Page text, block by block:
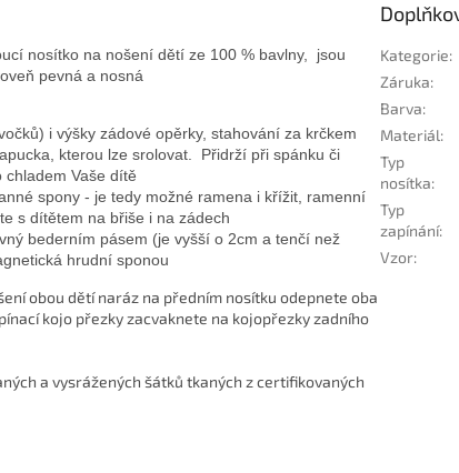
nosítko na nošení dětí ze 100 % bavlny,
jsou
pevná a nosná
i výšky zádové opěrky, stahování za krčkem
kterou lze srolovat. Přidrží při spánku či
Vaše dítě
spony - je tedy možné ramena i křížit, ramenní
s dítětem na břiše i na zádech
bederním pásem (je vyšší o 2cm a tenčí než
hrudní sponou
obou dětí naráz na předním nosítku odepnete oba
kojo přezky zacvaknete na kojopřezky zadního
a vysrážených šátků tkaných z certifikovaných
Kategorie:
Záruka:
Barva:
Materiál:
Typ
nosítka:
Typ
zapínání:
Vzor: